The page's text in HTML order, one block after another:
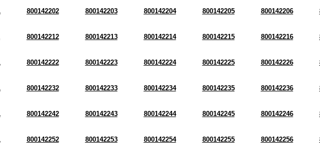
800142202 800142203 800142204 800142205 800142206
800142212 800142213 800142214 800142215 800142216
800142222 800142223 800142224 800142225 800142226
800142232 800142233 800142234 800142235 800142236
800142242 800142243 800142244 800142245 800142246
800142252 800142253 800142254 800142255 800142256